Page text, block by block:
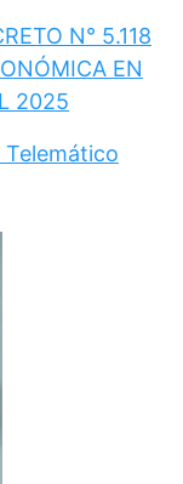
N° 5.118
EN
2025
Telemático